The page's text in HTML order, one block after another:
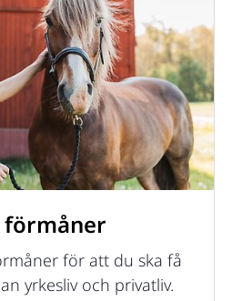
förmåner
för att du ska få
yrkesliv och privatliv.